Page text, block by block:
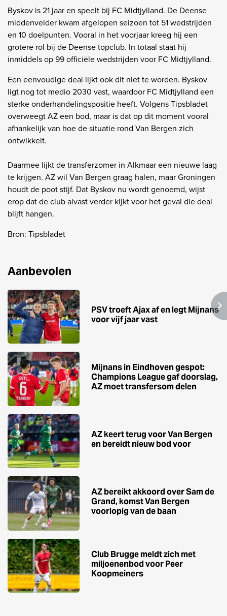
Byskov is 21 jaar en speelt bij FC Midtjylland. De Deense
middenvelder kwam afgelopen seizoen tot 51 wedstrijden
en 10 doelpunten. Vooral in het voorjaar kreeg hij een
grotere rol bij de Deense topclub. In totaal staat hij
inmiddels op 99 officiële wedstrijden voor FC Midtjylland.
Een eenvoudige deal lijkt ook dit niet te worden. Byskov
ligt nog tot medio 2030 vast, waardoor FC Midtjylland een
sterke onderhandelingspositie heeft. Volgens Tipsbladet
overweegt AZ een bod, maar is dat op dit moment vooral
afhankelijk van hoe de situatie rond Van Bergen zich
ontwikkelt.
Daarmee lijkt de transferzomer in Alkmaar een nieuwe laag
te krijgen. AZ wil Van Bergen graag halen, maar Groningen
houdt de poot stijf. Dat Byskov nu wordt genoemd, wijst
erop dat de club alvast verder kijkt voor het geval die deal
blijft hangen.
Bron: Tipsbladet
Aanbevolen
PSV troeft Ajax af en legt Mijnans
voor vijf jaar vast
Mijnans in Eindhoven gespot:
Champions League gaf doorslag,
AZ moet transfersom delen
AZ keert terug voor Van Bergen
en bereidt nieuw bod voor
AZ bereikt akkoord over Sam de
Grand, komst Van Bergen
voorlopig van de baan
Club Brugge meldt zich met
miljoenenbod voor Peer
Koopmeiners